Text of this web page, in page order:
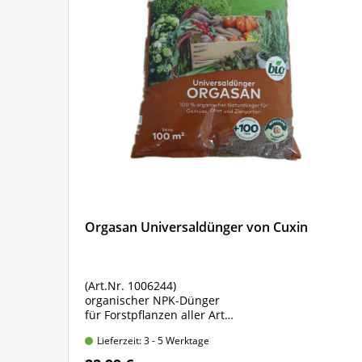
Harz, Weser und Hessisches Bergland, ausser
Pfälzerwald
Oberrheingraben
Spessart
Fränkisches Hügelland
818 13Süddeutsches Mittelgebirgsland sowie Alpen
Orgasan Universaldünger von Cuxin
(Art.Nr. 1006244)
organischer NPK-Dünger
für Forstpflanzen aller Art
Lieferzeit: 3 - 5 Werktage